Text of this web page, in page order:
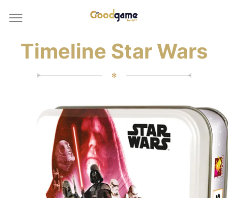
Timeline Star Wars
✻